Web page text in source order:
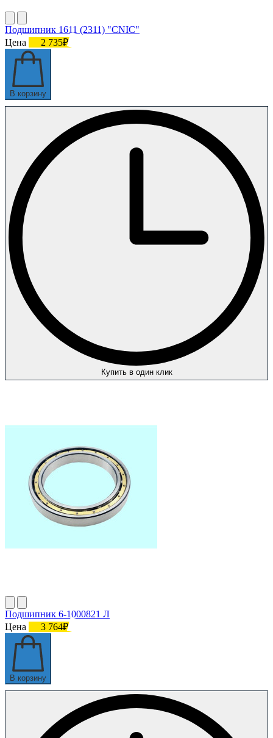
Подшипник 1611 (2311) "CNIC"
Цена
2 735₽
В корзину
Купить в один клик
Подшипник 6-1000821 Л
Цена
3 764₽
В корзину